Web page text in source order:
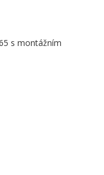
s montážním